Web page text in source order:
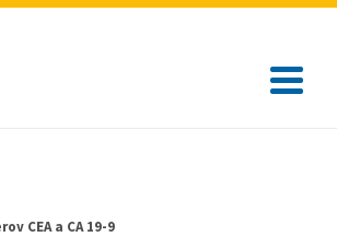
CEA a CA 19-9